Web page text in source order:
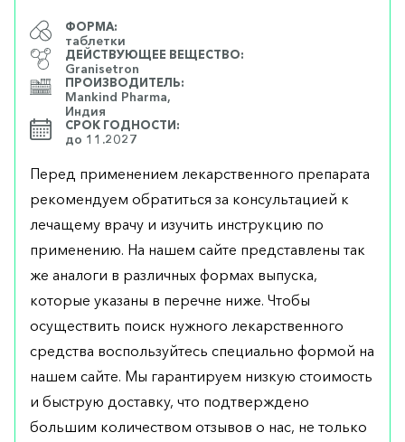
ФОРМА:
таблетки
ДЕЙСТВУЮЩЕЕ ВЕЩЕСТВО:
Granisetron
ПРОИЗВОДИТЕЛЬ:
Mankind Pharma,
Индия
СРОК ГОДНОСТИ:
до 11.2027
Перед применением лекарственного препарата
рекомендуем обратиться за консультацией к
лечащему врачу и изучить инструкцию по
применению. На нашем сайте представлены так
же аналоги в различных формах выпуска,
которые указаны в перечне ниже. Чтобы
осуществить поиск нужного лекарственного
средства воспользуйтесь специально формой на
нашем сайте. Мы гарантируем низкую стоимость
и быструю доставку, что подтверждено
большим количеством отзывов о нас, не только